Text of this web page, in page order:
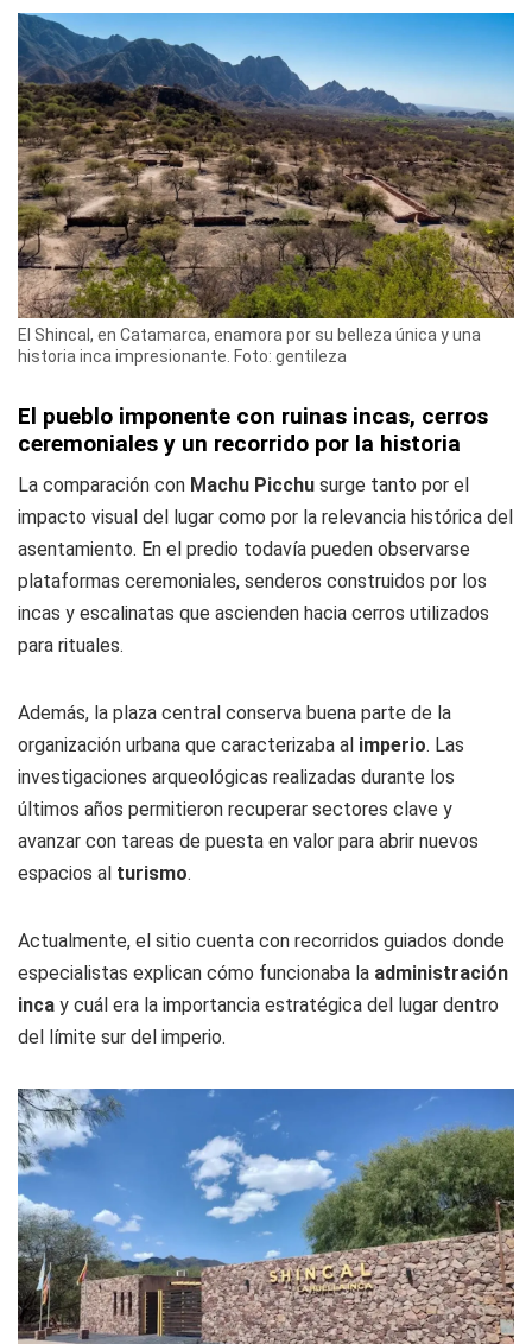
El Shincal, en Catamarca, enamora por su belleza única y una
historia inca impresionante. Foto: gentileza
El pueblo imponente con ruinas incas, cerros
ceremoniales y un recorrido por la historia
La comparación con Machu Picchu surge tanto por el
impacto visual del lugar como por la relevancia histórica del
asentamiento. En el predio todavía pueden observarse
plataformas ceremoniales, senderos construidos por los
incas y escalinatas que ascienden hacia cerros utilizados
para rituales.
Además, la plaza central conserva buena parte de la
organización urbana que caracterizaba al imperio. Las
investigaciones arqueológicas realizadas durante los
últimos años permitieron recuperar sectores clave y
avanzar con tareas de puesta en valor para abrir nuevos
espacios al turismo.
Actualmente, el sitio cuenta con recorridos guiados donde
especialistas explican cómo funcionaba la administración
inca y cuál era la importancia estratégica del lugar dentro
del límite sur del imperio.